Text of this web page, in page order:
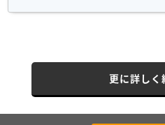
更に詳しく